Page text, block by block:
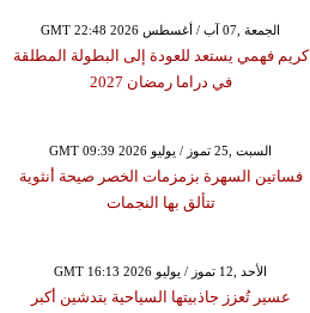
GMT 22:48 2026 الجمعة ,07 آب / أغسطس
كريم فهمي يستعد للعودة إلى البطولة المطلقة
في دراما رمضان 2027
GMT 09:39 2026 السبت ,25 تموز / يوليو
فساتين السهرة بزمزمات الخصر صيحة أنثوية
تتألق بها النجمات
GMT 16:13 2026 الأحد ,12 تموز / يوليو
عسير تُعزز جاذبيتها السياحية بتدشين أكبر